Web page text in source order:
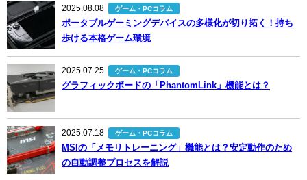
2025.08.08 ゲーム・PCコラム
ポータブルゲーミングデバイスの多様化が切り拓く！持ち
歩ける本格ゲーム環境
2025.07.25 ゲーム・PCコラム
グラフィックボードの「PhantomLink」機能とは？
2025.07.18 ゲーム・PCコラム
MSIの「メモリトレーニング」機能とは？安定動作のため
の自動調整プロセスを解説